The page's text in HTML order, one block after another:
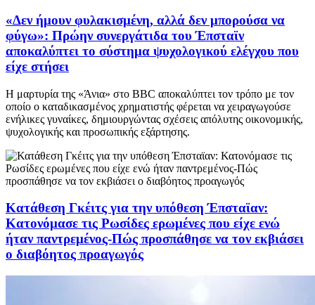
«Δεν ήμουν φυλακισμένη, αλλά δεν μπορούσα να
φύγω»: Πρώην συνεργάτιδα του Έπσταϊν
αποκαλύπτει το σύστημα ψυχολογικού ελέγχου που
είχε στήσει
Η μαρτυρία της «Άνια» στο BBC αποκαλύπτει τον τρόπο με τον
οποίο ο καταδικασμένος χρηματιστής φέρεται να χειραγωγούσε
ενήλικες γυναίκες, δημιουργώντας σχέσεις απόλυτης οικονομικής,
ψυχολογικής και προσωπικής εξάρτησης.
Κατάθεση Γκέιτς για την υπόθεση Έπσταϊαν:
Κατονόμασε τις Ρωσίδες ερωμένες που είχε ενώ
ήταν παντρεμένος-Πώς προσπάθησε να τον εκβιάσει
ο διαβόητος προαγωγός